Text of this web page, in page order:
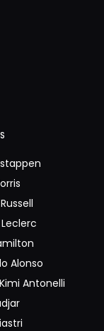
Alonso
Antonelli